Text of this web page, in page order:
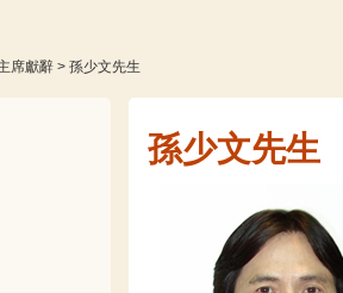
席獻辭> 孫少文先生
孫少文先生